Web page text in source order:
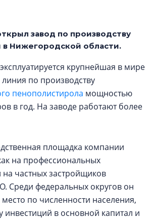
завод по производству
в Нижегородской области.
крупнейшая в мире
линия по производству
пенополистирола мощностью
в год. На заводе работают более
площадка компании
на профессиональных
на частных застройщиков
Среди федеральных округов он
по численности населения,
инвестиций в основной капитал и